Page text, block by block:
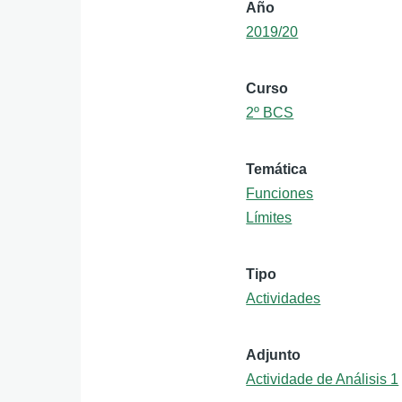
Año
2019/20
Curso
2º BCS
Temática
Funciones
Límites
Tipo
Actividades
Adjunto
Actividade de Análisis 1